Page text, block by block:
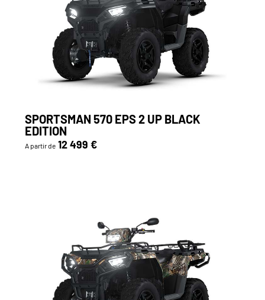
SPORTSMAN 570 EPS 2 UP BLACK
EDITION
A partir de 12 499 €